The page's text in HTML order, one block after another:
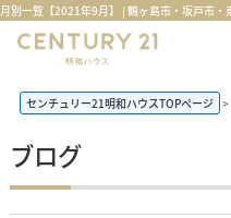
センチュリー21明和ハウスTOPページ
ブログ